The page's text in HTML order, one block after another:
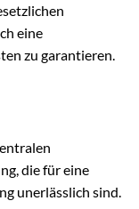
eine
zu garantieren.
die für eine
unerlässlich sind.